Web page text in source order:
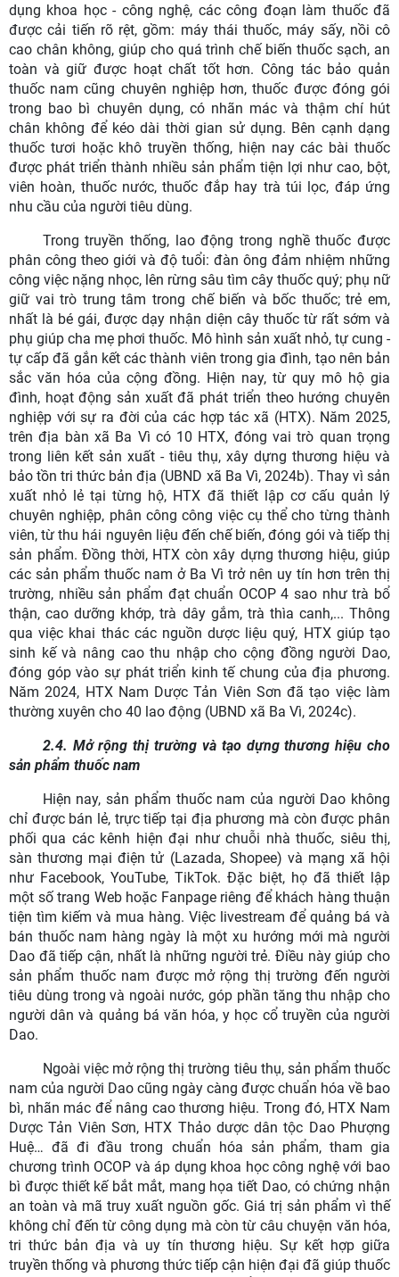
dụng khoa học - công nghệ, các công đoạn làm thuốc đã
được cải tiến rõ rệt, gồm: máy thái thuốc, máy sấy, nồi cô
cao chân không, giúp cho quá trình chế biến thuốc sạch, an
toàn và giữ được hoạt chất tốt hơn. Công tác bảo quản
thuốc nam cũng chuyên nghiệp hơn, thuốc được đóng gói
trong bao bì chuyên dụng, có nhãn mác và thậm chí hút
chân không để kéo dài thời gian sử dụng. Bên cạnh dạng
thuốc tươi hoặc khô truyền thống, hiện nay các bài thuốc
được phát triển thành nhiều sản phẩm tiện lợi như cao, bột,
viên hoàn, thuốc nước, thuốc đắp hay trà túi lọc, đáp ứng
nhu cầu của người tiêu dùng.
Trong truyền thống, lao động trong nghề thuốc được
phân công theo giới và độ tuổi: đàn ông đảm nhiệm những
công việc nặng nhọc, lên rừng sâu tìm cây thuốc quý; phụ nữ
giữ vai trò trung tâm trong chế biến và bốc thuốc; trẻ em,
nhất là bé gái, được dạy nhận diện cây thuốc từ rất sớm và
phụ giúp cha mẹ phơi thuốc. Mô hình sản xuất nhỏ, tự cung -
tự cấp đã gắn kết các thành viên trong gia đình, tạo nên bản
sắc văn hóa của cộng đồng. Hiện nay, từ quy mô hộ gia
đình, hoạt động sản xuất đã phát triển theo hướng chuyên
nghiệp với sự ra đời của các hợp tác xã (HTX). Năm 2025,
trên địa bàn xã Ba Vì có 10 HTX, đóng vai trò quan trọng
trong liên kết sản xuất - tiêu thụ, xây dựng thương hiệu và
bảo tồn tri thức bản địa (UBND xã Ba Vì, 2024b). Thay vì sản
xuất nhỏ lẻ tại từng hộ, HTX đã thiết lập cơ cấu quản lý
chuyên nghiệp, phân công công việc cụ thể cho từng thành
viên, từ thu hái nguyên liệu đến chế biến, đóng gói và tiếp thị
sản phẩm. Đồng thời, HTX còn xây dựng thương hiệu, giúp
các sản phẩm thuốc nam ở Ba Vì trở nên uy tín hơn trên thị
trường, nhiều sản phẩm đạt chuẩn OCOP 4 sao như trà bổ
thận, cao dưỡng khớp, trà dây gắm, trà thìa canh,... Thông
qua việc khai thác các nguồn dược liệu quý, HTX giúp tạo
sinh kế và nâng cao thu nhập cho cộng đồng người Dao,
đóng góp vào sự phát triển kinh tế chung của địa phương.
Năm 2024, HTX Nam Dược Tản Viên Sơn đã tạo việc làm
thường xuyên cho 40 lao động (UBND xã Ba Vì, 2024c).
2.4. Mở rộng thị trường và tạo dựng thương hiệu cho
sản phẩm thuốc nam
Hiện nay, sản phẩm thuốc nam của người Dao không
chỉ được bán lẻ, trực tiếp tại địa phương mà còn được phân
phối qua các kênh hiện đại như chuỗi nhà thuốc, siêu thị,
sàn thương mại điện tử (Lazada, Shopee) và mạng xã hội
như Facebook, YouTube, TikTok. Đặc biệt, họ đã thiết lập
một số trang Web hoặc Fanpage riêng để khách hàng thuận
tiện tìm kiếm và mua hàng. Việc livestream để quảng bá và
bán thuốc nam hàng ngày là một xu hướng mới mà người
Dao đã tiếp cận, nhất là những người trẻ. Điều này giúp cho
sản phẩm thuốc nam được mở rộng thị trường đến người
tiêu dùng trong và ngoài nước, góp phần tăng thu nhập cho
người dân và quảng bá văn hóa, y học cổ truyền của người
Dao.
Ngoài việc mở rộng thị trường tiêu thụ, sản phẩm thuốc
nam của người Dao cũng ngày càng được chuẩn hóa về bao
bì, nhãn mác để nâng cao thương hiệu. Trong đó, HTX Nam
Dược Tản Viên Sơn, HTX Thảo dược dân tộc Dao Phượng
Huệ… đã đi đầu trong chuẩn hóa sản phẩm, tham gia
chương trình OCOP và áp dụng khoa học công nghệ với bao
bì được thiết kế bắt mắt, mang họa tiết Dao, có chứng nhận
an toàn và mã truy xuất nguồn gốc. Giá trị sản phẩm vì thế
không chỉ đến từ công dụng mà còn từ câu chuyện văn hóa,
tri thức bản địa và uy tín thương hiệu. Sự kết hợp giữa
truyền thống và phương thức tiếp cận hiện đại đã giúp thuốc